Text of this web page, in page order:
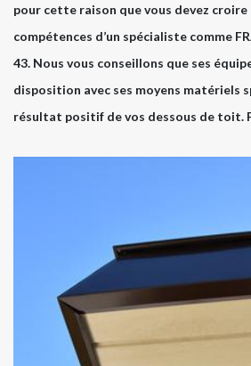
pour cette raison que vous devez
compétences d’un spécialiste comme
43. Nous vous conseillons que ses
disposition avec ses moyens matériels
résultat positif de vos dessous de toit.